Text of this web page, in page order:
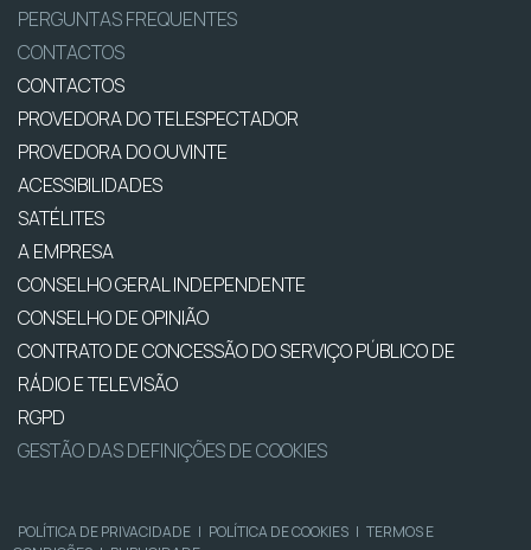
PERGUNTAS FREQUENTES
CONTACTOS
CONTACTOS
PROVEDORA DO TELESPECTADOR
PROVEDORA DO OUVINTE
ACESSIBILIDADES
SATÉLITES
A EMPRESA
CONSELHO GERAL INDEPENDENTE
CONSELHO DE OPINIÃO
CONTRATO DE CONCESSÃO DO SERVIÇO PÚBLICO DE
RÁDIO E TELEVISÃO
RGPD
GESTÃO DAS DEFINIÇÕES DE COOKIES
POLÍTICA DE PRIVACIDADE | POLÍTICA DE COOKIES | TERMOS E